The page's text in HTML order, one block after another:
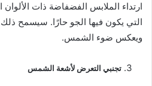
ارتداء الملابس الفضفاضة ذات
التي يكون فيها الجو حارًا. سيسمح
ويعكس ضوء الشمس.
تجنبي التعرض لأشعة الشمس